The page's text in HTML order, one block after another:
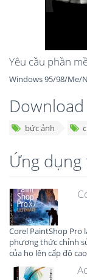
Yêu cầu phần
Windows 95/98/Me/
bức ảnh
Ứng
Corel PaintShop Pro
phương thức chỉnh
của họ lên cấp độ